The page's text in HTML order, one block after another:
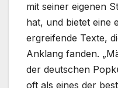
mit seiner eigenen
hat, und bietet eine
ergreifende Texte,
Anklang fanden.
der deutschen
oft als eines der